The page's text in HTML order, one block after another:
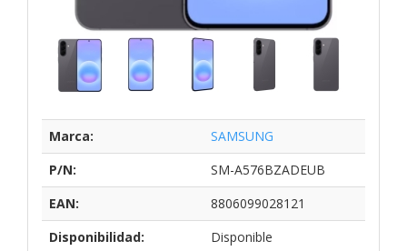
Marca:
SAMSUNG
P/N:
SM-A576BZADEUB
EAN:
8806099028121
Disponibilidad:
Disponible